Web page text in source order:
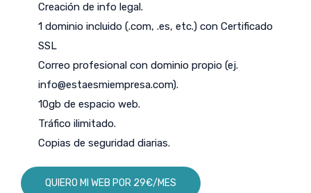
Creación de info legal.
1 dominio incluido (.com, .es, etc.) con Certificado
SSL
Correo profesional con dominio propio (ej.
info@estaesmiempresa.com).
10gb de espacio web.
Tráfico ilimitado.
Copias de seguridad diarias.
QUIERO MI WEB POR 29€/MES